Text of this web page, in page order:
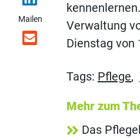
Mailen
Verwaltung
Dienstag von
Tags: Pflege,
Mehr zum
Das